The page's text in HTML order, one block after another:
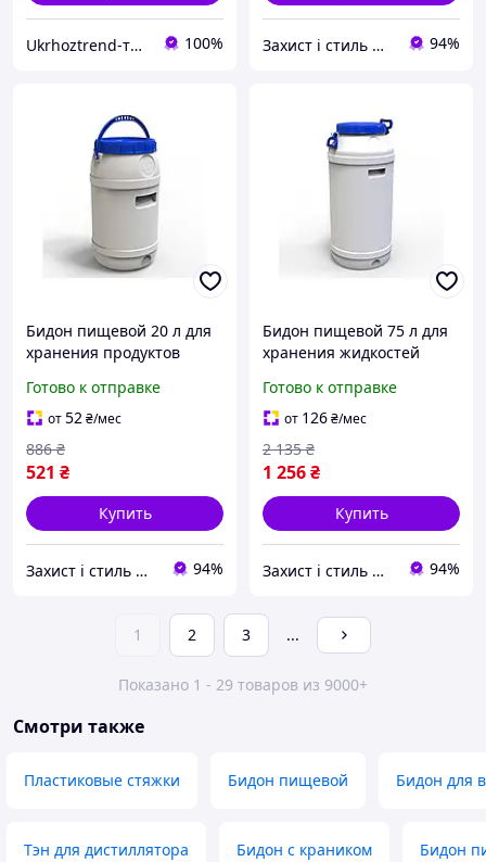
Ukrhoztrend-товари для саду та городу 100% Захист і стиль — в одному магазині 94%
Бидон пищевой 20 л для
хранения продуктов
Украина MC-10520
Готово к отправке
от52₴/мес
521 ₴
886 ₴
Купить
Захист і стиль — в одному магазині 94%
Бидон пищевой 75 л для
хранения жидкостей
синей крышкой Літолан
MC-10521
Готово к отправке
от 126₴/мес
1 256₴
2 135 ₴
Купить
Захист і стиль — в одному магазині 94%
1 2 3 ...
Показано 1 - 29 товаров из 9000+
Смотри также
Пластиковые стяжки Бидон пищевой Бидон для
Тэн для дистиллятора Бидон с краником Бидон